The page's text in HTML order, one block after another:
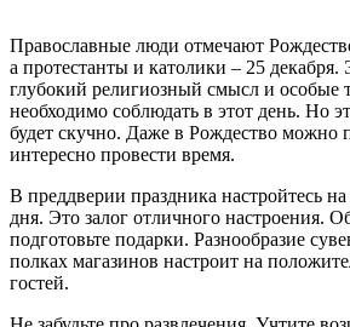
Православные люди отмечают
а протестанты и католики – 25 декабря.
глубокий религиозный смысл и особые
необходимо соблюдать в этот день. Но
будет скучно. Даже в Рождество можно
интересно провести время.
В преддверии праздника настройтесь
дня. Это залог отличного настроения.
подготовьте подарки. Разнообразие
полках магазинов настроит на
гостей.